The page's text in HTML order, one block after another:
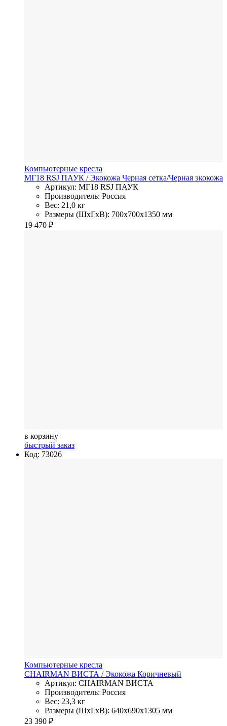
Компьютерные кресла
МГ18 RSJ ПАУК / Экокожа Черная сетка/Черная экокожа
Артикул: МГ18 RSJ ПАУК
Производитель: Россия
Вес: 21,0 кг
Размеры (ШхГхВ): 700x700x1350 мм
19 470 ₽
в корзину
быстрый заказ
Код: 73026
Компьютерные кресла
CHAIRMAN ВИСТА / Экокожа Коричневый
Артикул: CHAIRMAN ВИСТА
Производитель: Россия
Вес: 23,3 кг
Размеры (ШхГхВ): 640x690x1305 мм
23 390 ₽